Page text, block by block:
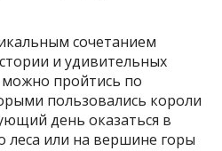
сочетанием
и удивительных
пройтись по
пользовались короли
день оказаться в
леса или на вершине горы